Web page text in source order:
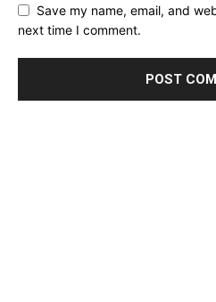
Save my name, email, and
next time I comment.